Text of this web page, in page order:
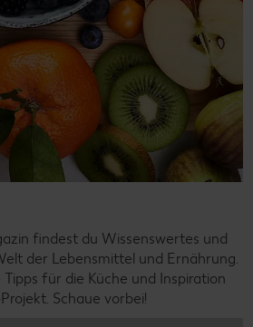
findest du Wissenswertes und
der Lebensmittel und Ernährung.
für die Küche und Inspiration
Schaue vorbei!